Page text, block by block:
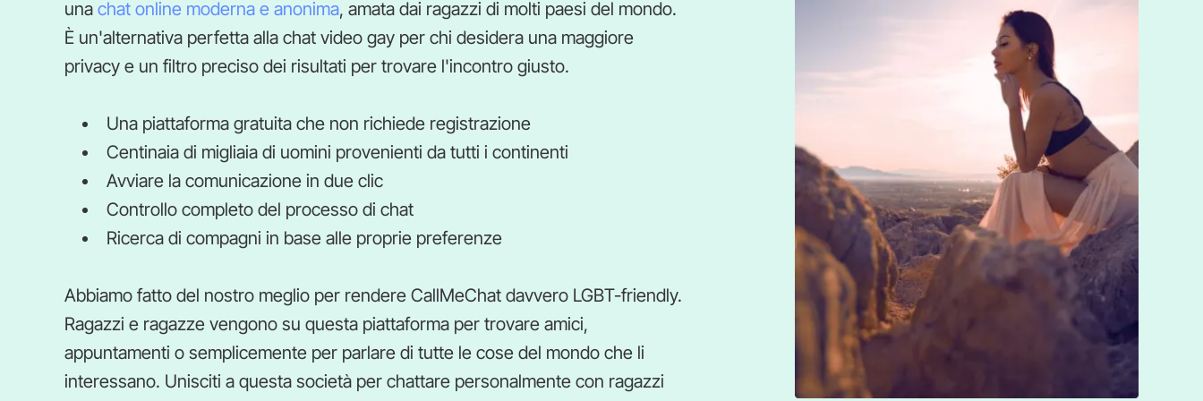
una chat online moderna e anonima, amata dai ragazzi di molti paesi del mondo.
È un'alternativa perfetta alla chat video gay per chi desidera una maggiore
privacy e un filtro preciso dei risultati per trovare l'incontro giusto.
Una piattaforma gratuita che non richiede registrazione
Centinaia di migliaia di uomini provenienti da tutti i continenti
Avviare la comunicazione in due clic
Controllo completo del processo di chat
Ricerca di compagni in base alle proprie preferenze
Abbiamo fatto del nostro meglio per rendere CallMeChat davvero LGBT-friendly.
Ragazzi e ragazze vengono su questa piattaforma per trovare amici,
appuntamenti o semplicemente per parlare di tutte le cose del mondo che li
interessano. Unisciti a questa società per chattare personalmente con ragazzi